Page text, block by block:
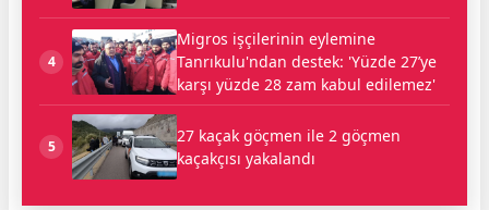
4
Migros işçilerinin eylemine
Tanrıkulu'ndan destek: 'Yüzde 27’ye
karşı yüzde 28 zam kabul edilemez'
5
27 kaçak göçmen ile 2 göçmen
kaçakçısı yakalandı